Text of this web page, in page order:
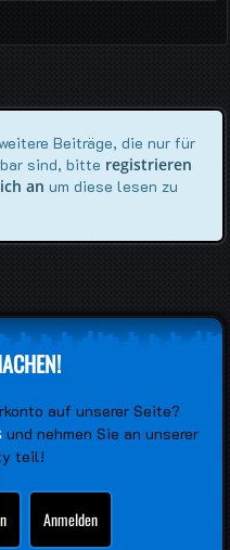
Beiträge, die nur für
sind, bitte registrieren
an um diese lesen zu
auf unserer Seite?
und nehmen Sie an unserer
teil!
Anmelden